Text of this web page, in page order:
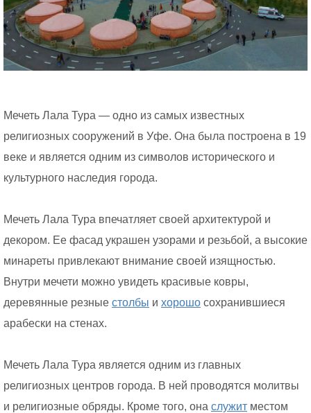
Мечеть Лала Тура — одно из самых известных
религиозных сооружений в Уфе. Она была построена в 19
веке и является одним из символов исторического и
культурного наследия города.
Мечеть Лала Тура впечатляет своей архитектурой и
декором. Ее фасад украшен узорами и резьбой, а высокие
минареты привлекают внимание своей изящностью.
Внутри мечети можно увидеть красивые ковры,
деревянные резные столбы и хорошо сохранившиеся
арабески на стенах.
Мечеть Лала Тура является одним из главных
религиозных центров города. В ней проводятся молитвы
и религиозные обряды. Кроме того, она служит местом